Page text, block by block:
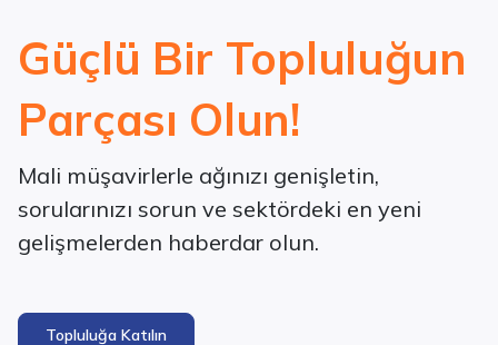
Güçlü Bir Topluluğun
Parçası Olun!
Mali müşavirlerle ağınızı genişletin,
sorularınızı sorun ve sektördeki en yeni
gelişmelerden haberdar olun.
Topluluğa Katılın